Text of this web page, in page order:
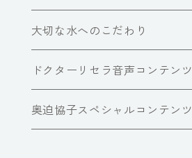
大切な水へのこだわり
ドクターリセラ音声コンテンツ
奥迫協子スペシャルコンテンツ